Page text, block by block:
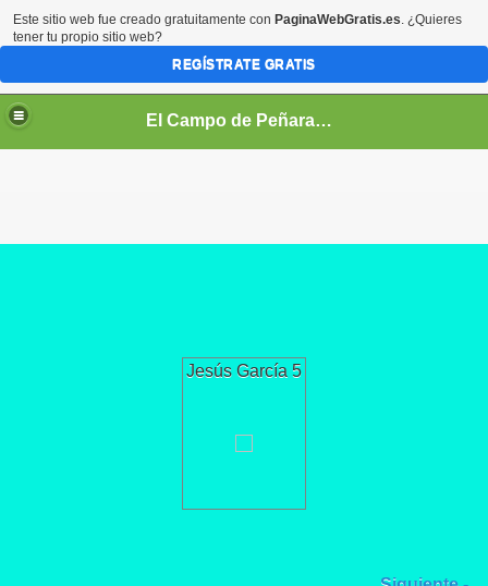
El Campo de Peñaranda (Salamanca)
Jesús García 5
Este sitio web fue creado gratuitamente con PaginaWebGratis.es. ¿Quieres
tener tu propio sitio web?
REGÍSTRATE GRATIS